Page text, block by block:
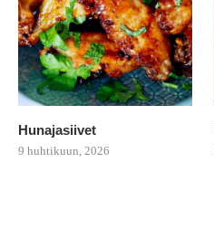
Hunajasiivet
9 huhtikuun, 2026